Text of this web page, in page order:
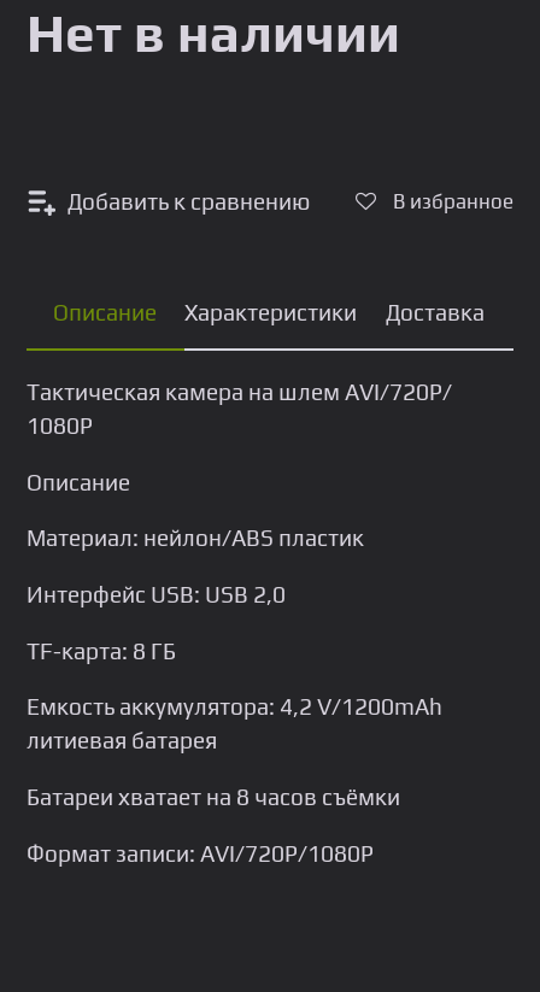
Добавить к сравнению В избранное
Нет в наличии
Описание Характеристики Доставка
Тактическая камера на шлем AVI/720P/
1080Р
Описание
Материал: нейлон/ABS пластик
Интерфейс USB: USB 2,0
TF-карта: 8 ГБ
Емкость аккумулятора: 4,2 V/1200mAh
литиевая батарея
Батареи хватает на 8 часов съёмки
Формат записи: AVI/720Р/1080Р